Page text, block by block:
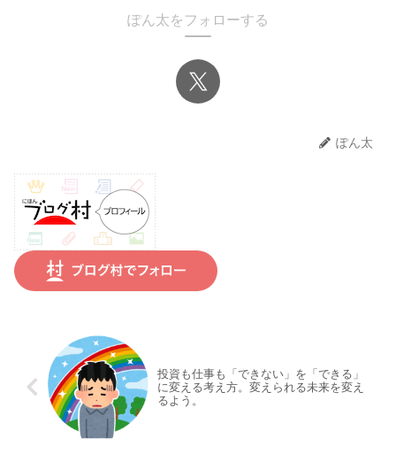
ぽん太をフォローする
ぽん太
投資も仕事も「できない」を「できる」
に変える考え方。変えられる未来を変え
るよう。